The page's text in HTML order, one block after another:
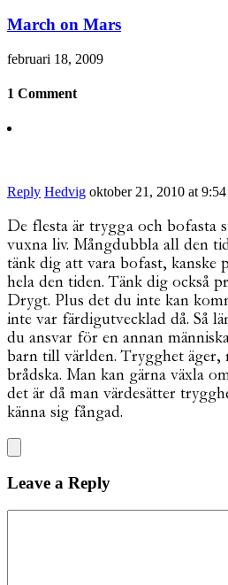
March on Mars
februari 18, 2009
1 Comment
Reply Hedvig oktober 21, 2010 at
De flesta är trygga och bofasta
vuxna liv. Mångdubbla all den
tänk dig att vara bofast, kanske
hela den tiden. Tänk dig också
Drygt. Plus det du inte kan
inte var färdigutvecklad då. Så
du ansvar för en annan
barn till världen. Trygghet äger,
brådska. Man kan gärna växla
det är då man värdesätter
känna sig fångad.
Leave a Reply